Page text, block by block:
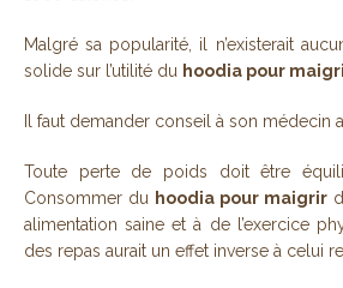
Malgré sa popularité, il n’existerait
solide sur l’utilité du hoodia pour
Il faut demander conseil à son médecin
Toute perte de poids doit être
Consommer du hoodia pour maigrir
alimentation saine et à de l’exercice
des repas aurait un effet inverse à celui